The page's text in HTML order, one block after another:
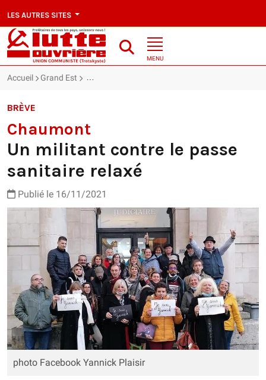
LES AUTRES SITES
MENU
Accueil Grand Est Chaumont : Un militant contre le passe sanitaire
BRÈVE
Chaumont
Un militant contre le passe
sanitaire relaxé
Publié le 16/11/2021
photo Facebook Yannick Plaisir